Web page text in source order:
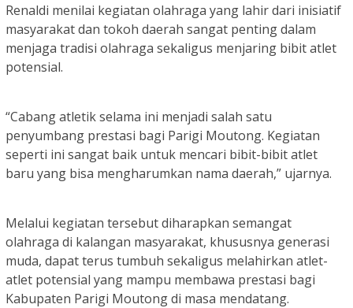
Renaldi menilai kegiatan olahraga yang lahir dari inisiatif
masyarakat dan tokoh daerah sangat penting dalam
menjaga tradisi olahraga sekaligus menjaring bibit atlet
potensial.
“Cabang atletik selama ini menjadi salah satu
penyumbang prestasi bagi Parigi Moutong. Kegiatan
seperti ini sangat baik untuk mencari bibit-bibit atlet
baru yang bisa mengharumkan nama daerah,” ujarnya.
Melalui kegiatan tersebut diharapkan semangat
olahraga di kalangan masyarakat, khususnya generasi
muda, dapat terus tumbuh sekaligus melahirkan atlet-
atlet potensial yang mampu membawa prestasi bagi
Kabupaten Parigi Moutong di masa mendatang.